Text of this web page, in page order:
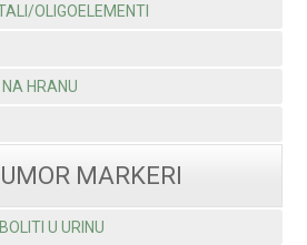
OLIGOELEMENTI
HRANU
MARKERI
U URINU